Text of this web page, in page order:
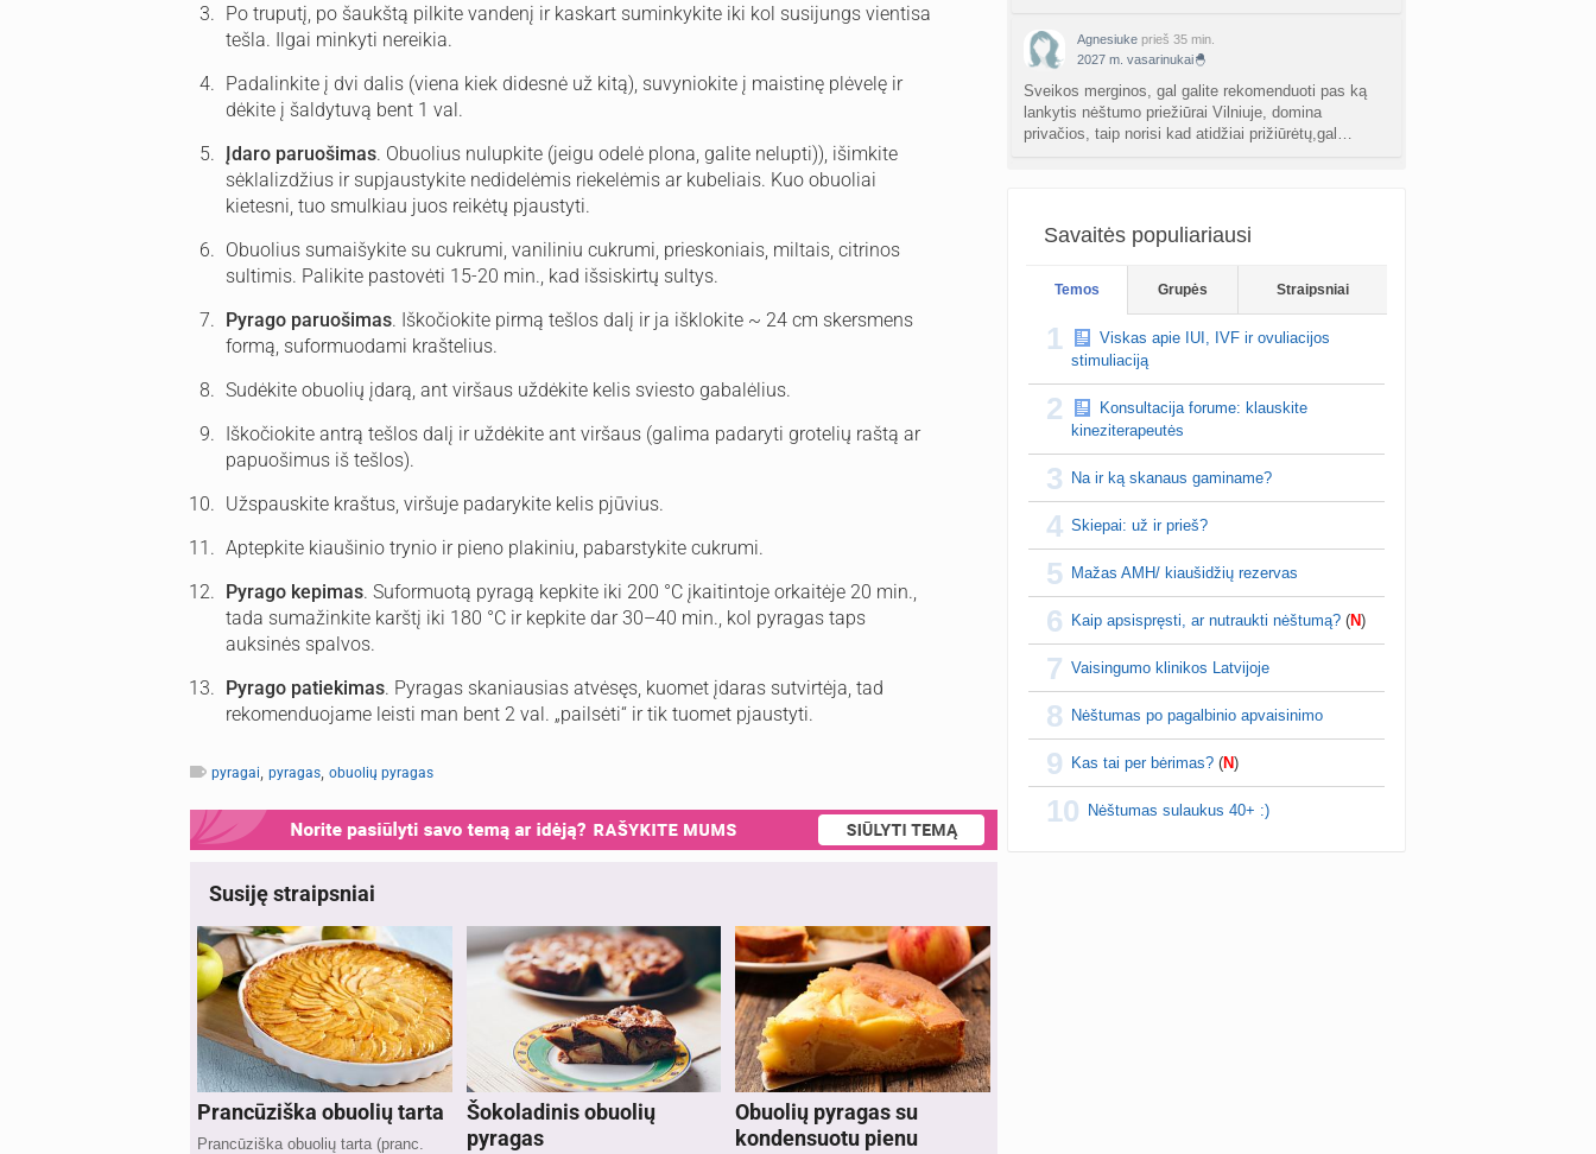
Po truputį, po šaukštą pilkite vandenį ir kaskart suminkykite iki kol susijungs vientisa
tešla. Ilgai minkyti nereikia.
Padalinkite į dvi dalis (viena kiek didesnė už kitą), suvyniokite į maistinę plėvelę ir
dėkite į šaldytuvą bent 1 val.
Įdaro paruošimas. Obuolius nulupkite (jeigu odelė plona, galite nelupti)), išimkite
sėklalizdžius ir supjaustykite nedidelėmis riekelėmis ar kubeliais. Kuo obuoliai
kietesni, tuo smulkiau juos reikėtų pjaustyti.
Obuolius sumaišykite su cukrumi, vaniliniu cukrumi, prieskoniais, miltais, citrinos
sultimis. Palikite pastovėti 15-20 min., kad išsiskirtų sultys.
Pyrago paruošimas. Iškočiokite pirmą tešlos dalį ir ja išklokite ~ 24 cm skersmens
formą, suformuodami kraštelius.
Sudėkite obuolių įdarą, ant viršaus uždėkite kelis sviesto gabalėlius.
Iškočiokite antrą tešlos dalį ir uždėkite ant viršaus (galima padaryti grotelių raštą ar
papuošimus iš tešlos).
Užspauskite kraštus, viršuje padarykite kelis pjūvius.
Aptepkite kiaušinio trynio ir pieno plakiniu, pabarstykite cukrumi.
Pyrago kepimas. Suformuotą pyragą kepkite iki 200 °C įkaitintoje orkaitėje 20 min.,
tada sumažinkite karštį iki 180 °C ir kepkite dar 30–40 min., kol pyragas taps
auksinės spalvos.
Pyrago patiekimas. Pyragas skaniausias atvėsęs, kuomet įdaras sutvirtėja, tad
rekomenduojame leisti man bent 2 val. „pailsėti“ ir tik tuomet pjaustyti.
pyragai pyragas obuolių pyragas
Susiję straipsniai
Prancūziška obuolių tarta
Prancūziška obuolių tarta (pranc.
Šokoladinis obuolių
pyragas
Obuolių pyragas su
kondensuotu pienu
Agnesiuke prieš 35 min.
2027 m. vasarinukai🐣
Sveikos merginos, gal galite rekomenduoti pas ką
lankytis nėštumo priežiūrai Vilniuje, domina
privačios, taip norisi kad atidžiai prižiūrėtų,gal…
Labas, pas mane tokia situacija: pastojau, neštumo
Savaitės populiariausi
Temos Grupės Straipsniai
1
Viskas apie IUI, IVF ir ovuliacijos
stimuliaciją
2
Konsultacija forume: klauskite
kineziterapeutės
3 Na ir ką skanaus gaminame?
4 Skiepai: už ir prieš?
5 Mažas AMH/ kiaušidžių rezervas
6 Kaip apsispręsti, ar nutraukti nėštumą? (N)
7 Vaisingumo klinikos Latvijoje
8 Nėštumas po pagalbinio apvaisinimo
9 Kas tai per bėrimas? (N)
10 Nėštumas sulaukus 40+ :)